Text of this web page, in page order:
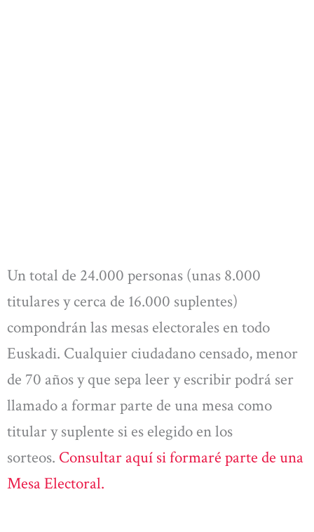
Un total de 24.000 personas (unas 8.000
titulares y cerca de 16.000 suplentes)
compondrán las mesas electorales en todo
Euskadi. Cualquier ciudadano censado, menor
de 70 años y que sepa leer y escribir podrá ser
llamado a formar parte de una mesa como
titular y suplente si es elegido en los
sorteos. Consultar aquí si formaré parte de una
Mesa Electoral.